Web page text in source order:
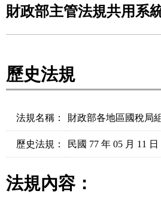
財政部主管法規共用系
歷史法規
法規名稱： 財政部各地區國稅局
歷史法規： 民國 77 年 05 月 11 日
法規內容：